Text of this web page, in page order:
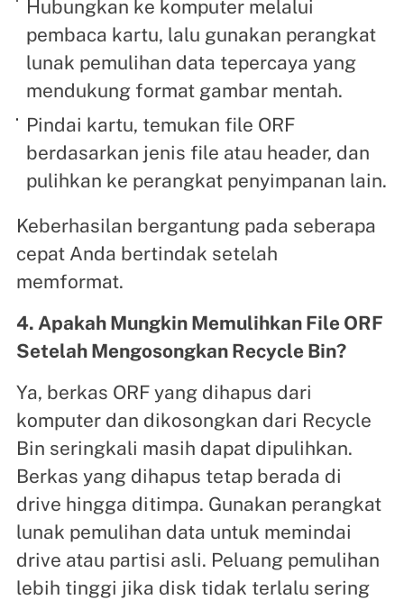
Hubungkan ke komputer melalui
pembaca kartu, lalu gunakan perangkat
lunak pemulihan data tepercaya yang
mendukung format gambar mentah.
Pindai kartu, temukan file ORF
berdasarkan jenis file atau header, dan
pulihkan ke perangkat penyimpanan lain.
Keberhasilan bergantung pada seberapa
cepat Anda bertindak setelah
memformat.
4. Apakah Mungkin Memulihkan File ORF
Setelah Mengosongkan Recycle Bin?
Ya, berkas ORF yang dihapus dari
komputer dan dikosongkan dari Recycle
Bin seringkali masih dapat dipulihkan.
Berkas yang dihapus tetap berada di
drive hingga ditimpa. Gunakan perangkat
lunak pemulihan data untuk memindai
drive atau partisi asli. Peluang pemulihan
lebih tinggi jika disk tidak terlalu sering